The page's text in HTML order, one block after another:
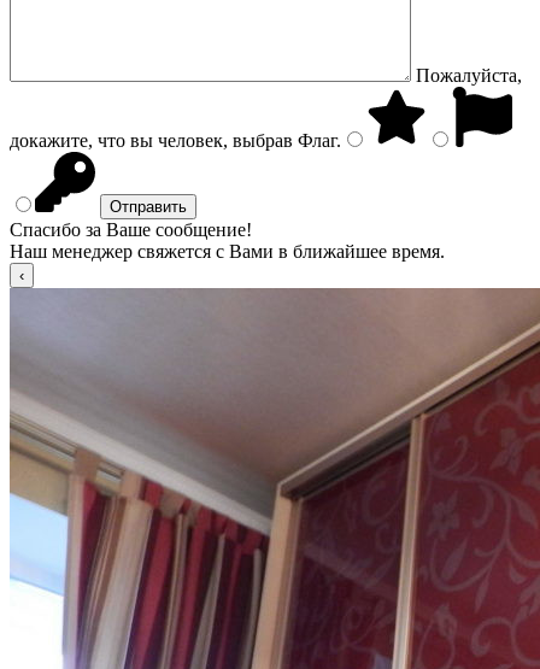
Пожалуйста,
докажите, что вы человек, выбрав Флаг.
Спасибо за Ваше сообщение!
Наш менеджер свяжется с Вами в ближайшее время.